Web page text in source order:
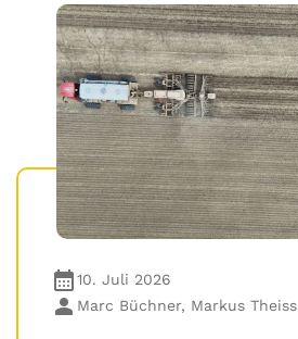
10. Juli 2026
Marc Büchner, Markus Theiss